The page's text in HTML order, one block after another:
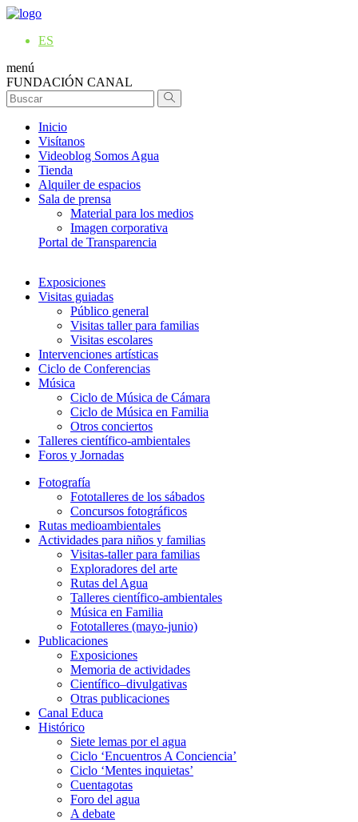
ES
menú
FUNDACIÓN CANAL
Inicio
Visítanos
Videoblog Somos Agua
Tienda
Alquiler de espacios
Sala de prensa
Material para los medios
Imagen corporativa
Portal de Transparencia
Exposiciones
Visitas guiadas
Público general
Visitas taller para familias
Visitas escolares
Intervenciones artísticas
Ciclo de Conferencias
Música
Ciclo de Música de Cámara
Ciclo de Música en Familia
Otros conciertos
Talleres científico-ambientales
Foros y Jornadas
Fotografía
Fototalleres de los sábados
Concursos fotográficos
Rutas medioambientales
Actividades para niños y familias
Visitas-taller para familias
Exploradores del arte
Rutas del Agua
Talleres científico-ambientales
Música en Familia
Fototalleres (mayo-junio)
Publicaciones
Exposiciones
Memoria de actividades
Científico–divulgativas
Otras publicaciones
Canal Educa
Histórico
Siete lemas por el agua
Ciclo ‘Encuentros A Conciencia’
Ciclo ‘Mentes inquietas’
Cuentagotas
Foro del agua
A debate